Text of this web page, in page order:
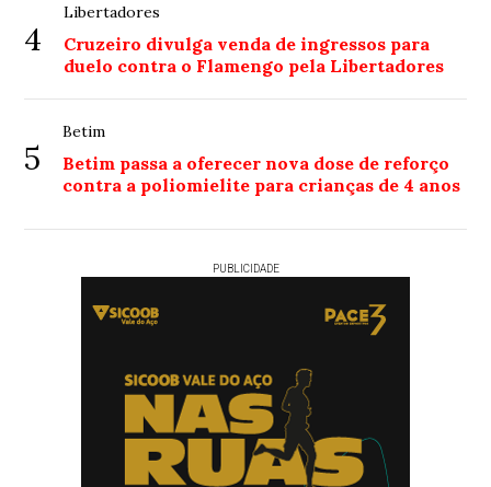
4
Libertadores
Cruzeiro divulga venda de ingressos para
duelo contra o Flamengo pela Libertadores
5
Betim
Betim passa a oferecer nova dose de reforço
contra a poliomielite para crianças de 4 anos
PUBLICIDADE